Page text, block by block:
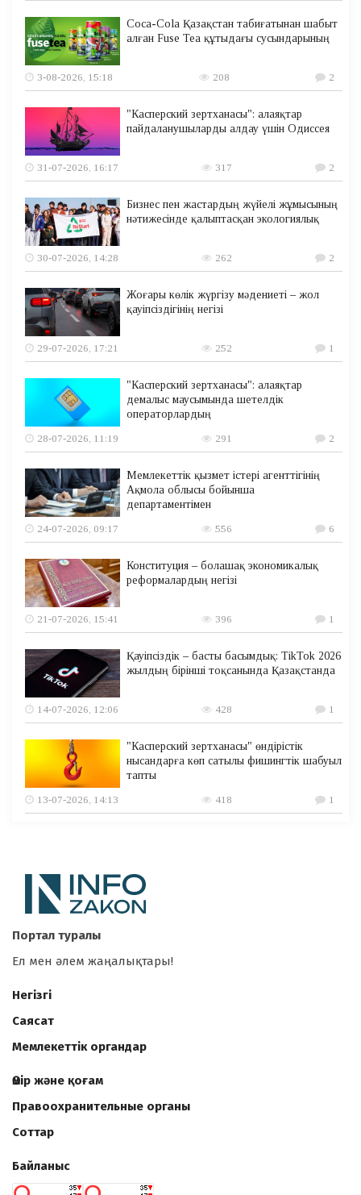
Coca-Cola Қазақстан табиғатынан шабыт
алған Fuse Tea құтыдағы сусындарының
3-08-2026, 15:18 208 2
"Касперский зертханасы": алаяқтар
пайдаланушыларды алдау үшін Одиссея
31-07-2026, 16:17 317 2
Бизнес пен жастардың жүйелі жұмысының
нәтижесінде қалыптасқан экологиялық
30-07-2026, 14:28 262 2
Жоғары көлік жүргізу мәдениеті – жол
қауіпсіздігінің негізі
29-07-2026, 17:21 252 1
"Касперский зертханасы": алаяқтар
демалыс маусымында шетелдік
операторлардың
28-07-2026, 11:19
291 2
Мемлекеттік қызмет істері агенттігінің
Ақмола облысы бойынша
департаментімен
24-07-2026, 09:17
556 6
Конституция – болашақ экономикалық
реформалардың негізі
21-07-2026, 15:41 396 1
Қауіпсіздік – басты басымдық: TikTok 2026
жылдың бірінші тоқсанында Қазақстанда
14-07-2026, 12:06 428 1
"Касперский зертханасы" өндірістік
нысандарға көп сатылы фишингтік шабуыл
тапты
13-07-2026, 14:13
418 1
Портал туралы
Ел мен әлем жаңалықтары!
Негізгі
Саясат
Мемлекеттік органдар
Өмір және қоғам
Правоохранительные органы
Соттар
Байланыс